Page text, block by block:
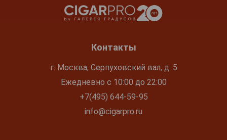
Контакты
г. Москва, Серпуховский вал, д. 5
Ежедневно с 10:00 до 22:00
+7(495) 644-59-95
info@cigarpro.ru